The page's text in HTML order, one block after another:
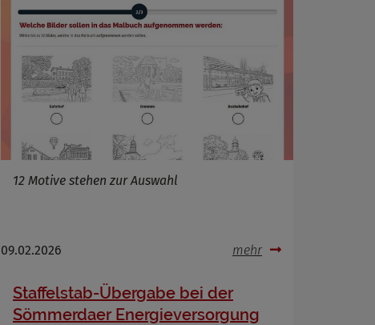
12 Motive stehen zur Auswahl
09.02.2026 mehr
Staffelstab-Übergabe bei der
Sömmerdaer Energieversorgung